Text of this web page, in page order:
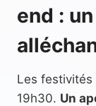
end :
Les festivités
19h30. Un